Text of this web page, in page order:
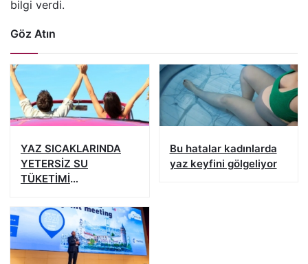
bilgi verdi.
Göz Atın
YAZ SICAKLARINDA
YETERSİZ SU
TÜKETİMİ
YIPRATMASIN
Bu hatalar kadınlarda
yaz keyfini gölgeliyor